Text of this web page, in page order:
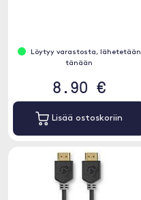
Löytyy varastosta, lähetetään
tänään
8.90 €
Lisää ostoskoriin